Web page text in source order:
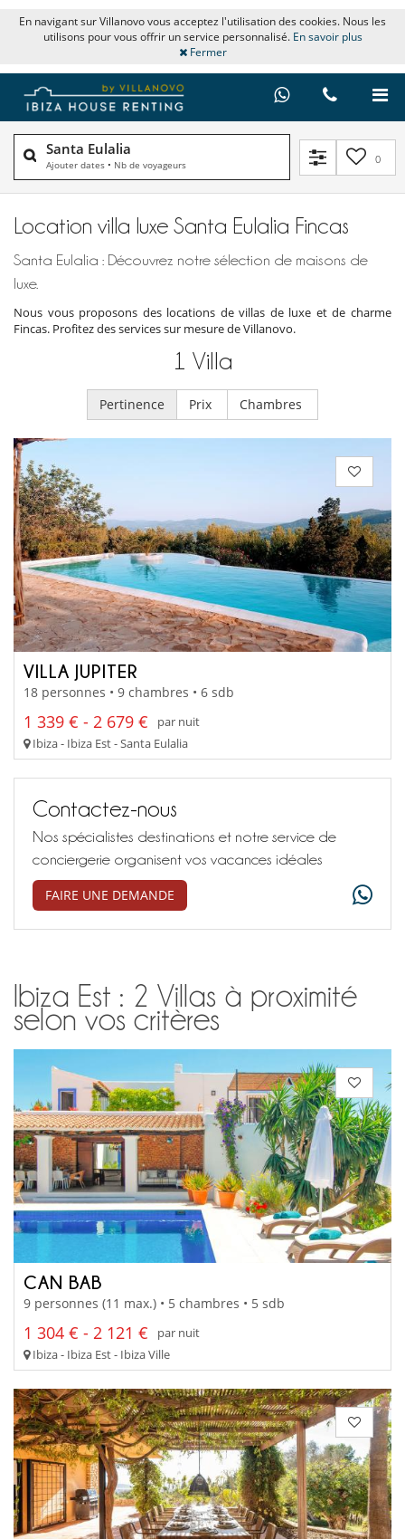
En navigant sur Villanovo vous acceptez l'utilisation des cookies. Nous les
utilisons pour vous offrir un service personnalisé. En savoir plus
Fermer
Santa Eulalia
Ajouter dates • Nb de voyageurs 0
Location villa luxe Santa Eulalia Fincas
Santa Eulalia : Découvrez notre sélection de maisons de
luxe.
Nous vous proposons des locations de villas de luxe et de charme
Fincas. Profitez des services sur mesure de Villanovo.
1 Villa
Pertinence Prix Chambres
VILLA JUPITER
18 personnes • 9 chambres • 6 sdb
1 339 € - 2 679 €
par nuit
Ibiza - Ibiza Est - Santa Eulalia
Contactez-nous
Nos spécialistes destinations et notre service de
conciergerie organisent vos vacances idéales
FAIRE UNE DEMANDE
Ibiza Est : 2 Villas à proximité
selon vos critères
CAN BAB
9 personnes (11 max.) • 5 chambres • 5 sdb
1 304 € - 2 121 €
par nuit
Ibiza - Ibiza Est - Ibiza Ville